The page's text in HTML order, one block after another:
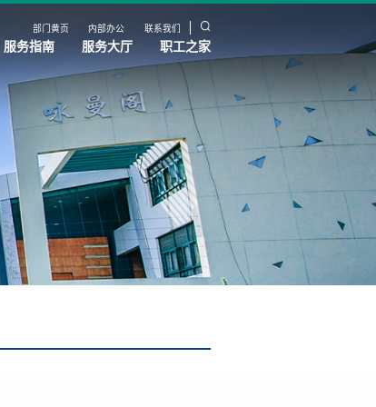
部门黄页 内部办公 联系我们
服务指南 服务大厅 职工之家